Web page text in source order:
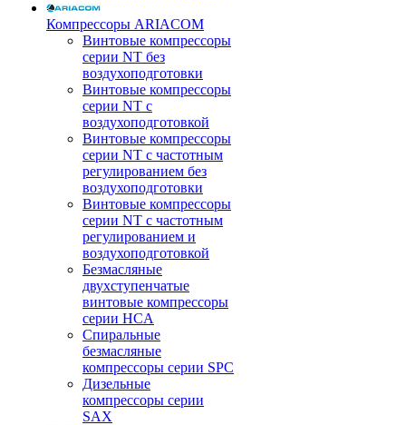
Компрессоры ARIACOM
Винтовые компрессоры
серии NT без
воздухоподготовки
Винтовые компрессоры
серии NT c
воздухоподготовкой
Винтовые компрессоры
серии NT с частотным
регулированием без
воздухоподготовки
Винтовые компрессоры
серии NT с частотным
регулированием и
воздухоподготовкой
Безмасляные
двухступенчатые
винтовые компрессоры
серии HCA
Спиральные
безмасляные
компрессоры серии SPC
Дизельные
компрессоры серии
SAX